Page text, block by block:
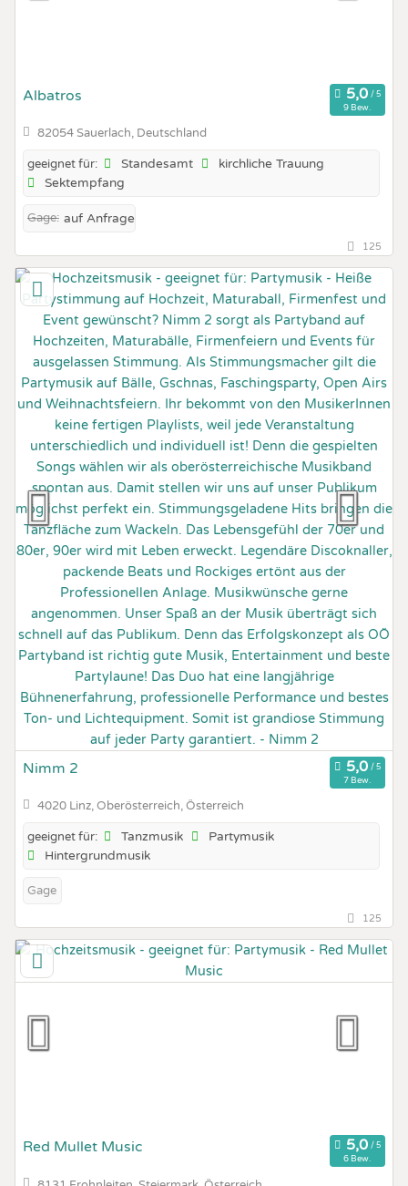
Albatros
9 Bew.
82054 Sauerlach, Deutschland
geeignet für: Standesamt
kirchliche Trauung
Sektempfang
Gage: auf Anfrage
125
Nimm 2
7 Bew.
4020 Linz, Oberösterreich, Österreich
geeignet für: Tanzmusik
Partymusik
Hintergrundmusik
Gage
125
Red Mullet Music
6 Bew.